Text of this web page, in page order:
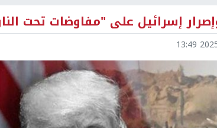
إسرائيل على "مفاوضات تحت